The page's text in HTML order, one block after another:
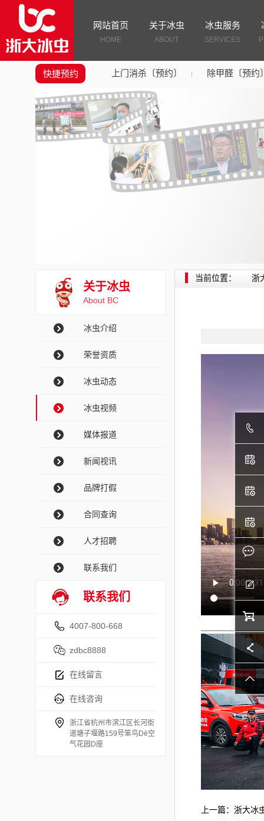
网站首页
HOME
关于冰虫
ABOUT
冰虫服务
SERVICES
快捷预约 上门消杀〔预约〕 除甲醛〔预约
关于冰虫
About BC
冰虫介绍
荣誉资质
冰虫动态
冰虫视频
媒体报道
新闻视讯
品牌打假
合同查询
人才招聘
联系我们
联系我们
4007-800-668
zdbc8888
在线留言
在线咨询
浙江省杭州市滨江区长河街
道塘子堰路159号笨鸟Dē空
气花园D座
当前位置： 浙
上一篇：浙大冰